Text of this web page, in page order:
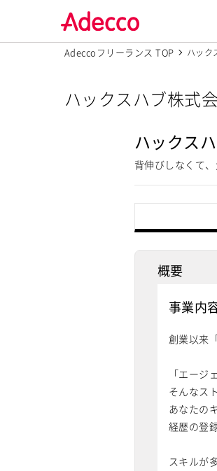
Adeccoフリーランス TOP ハック
ハックスハブ株式
ハックス
背伸びしなくて
概要
事業内
創業以来
「エー
そんなス
あなたの
経歴の登
スキルが